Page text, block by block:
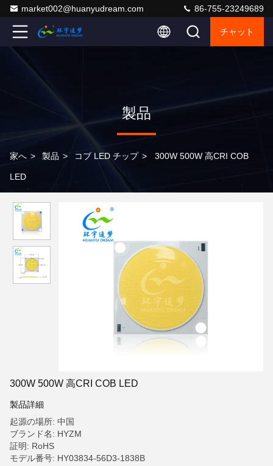
market002@huanyudream.com 86-755-23249689
チャット
製品
家へ > 製品 > コブ LED チップ > 300W 500W 高CRI COB
LED
300W 500W 高CRI COB LED
製品詳細
起源の場所: 中国
ブランド名: HYZM
証明: RoHS
モデル番号: HY03834-56D3-1838B